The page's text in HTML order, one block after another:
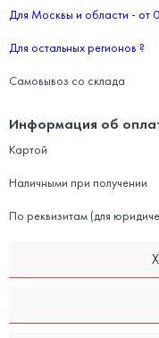
Для Москвы и области - от
Для остальных регионов ?
Самовывоз со склада
Информация об
Картой
Наличными при получении
По реквизитам (для